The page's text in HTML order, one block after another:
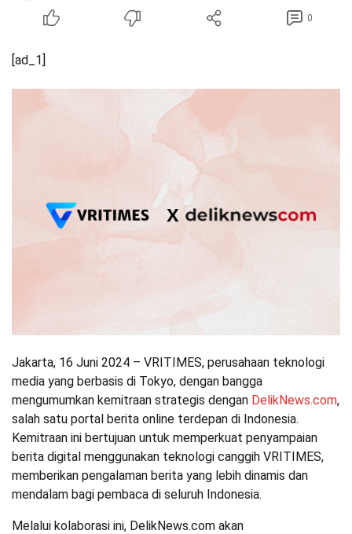
0
[ad_1]
Jakarta, 16 Juni 2024 – VRITIMES, perusahaan teknologi
media yang berbasis di Tokyo, dengan bangga
mengumumkan kemitraan strategis dengan DelikNews.com,
salah satu portal berita online terdepan di Indonesia.
Kemitraan ini bertujuan untuk memperkuat penyampaian
berita digital menggunakan teknologi canggih VRITIMES,
memberikan pengalaman berita yang lebih dinamis dan
mendalam bagi pembaca di seluruh Indonesia.
Melalui kolaborasi ini, DelikNews.com akan